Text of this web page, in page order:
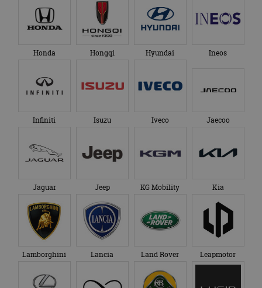
Honda Hongqi Hyundai Ineos
Infiniti Isuzu Iveco Jaecoo
Jaguar Jeep KG Mobility Kia
Lamborghini Lancia Land Rover Leapmotor